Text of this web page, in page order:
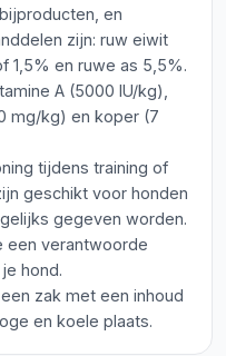
en
zijn: ruw eiwit
1,5% en ruwe as 5,5%.
A (5000 IU/kg),
mg/kg) en koper (7
tijdens training of
geschikt voor honden
gegeven worden.
een verantwoorde
hond.
zak met een inhoud
en koele plaats.